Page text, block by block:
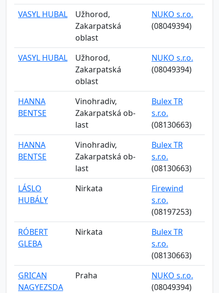
VASYL HUBAL
Užhorod,
Zakarpatská
oblast
NUKO s.r.o.
(08049394)
VASYL HUBAL
Užhorod,
Zakarpatská
oblast
NUKO s.r.o.
(08049394)
HANNA
BENTSE
Vinohradiv,
Zakarpatská ob-
last
Bulex TR
s.r.o.
(08130663)
HANNA
BENTSE
Vinohradiv,
Zakarpatská ob-
last
Bulex TR
s.r.o.
(08130663)
LÁSLO
HUBÁLY
Nirkata
Firewind
s.r.o.
(08197253)
RÓBERT
GLEBA
Nirkata
Bulex TR
s.r.o.
(08130663)
GRICAN
NAGYEZSDA
Praha
NUKO s.r.o.
(08049394)